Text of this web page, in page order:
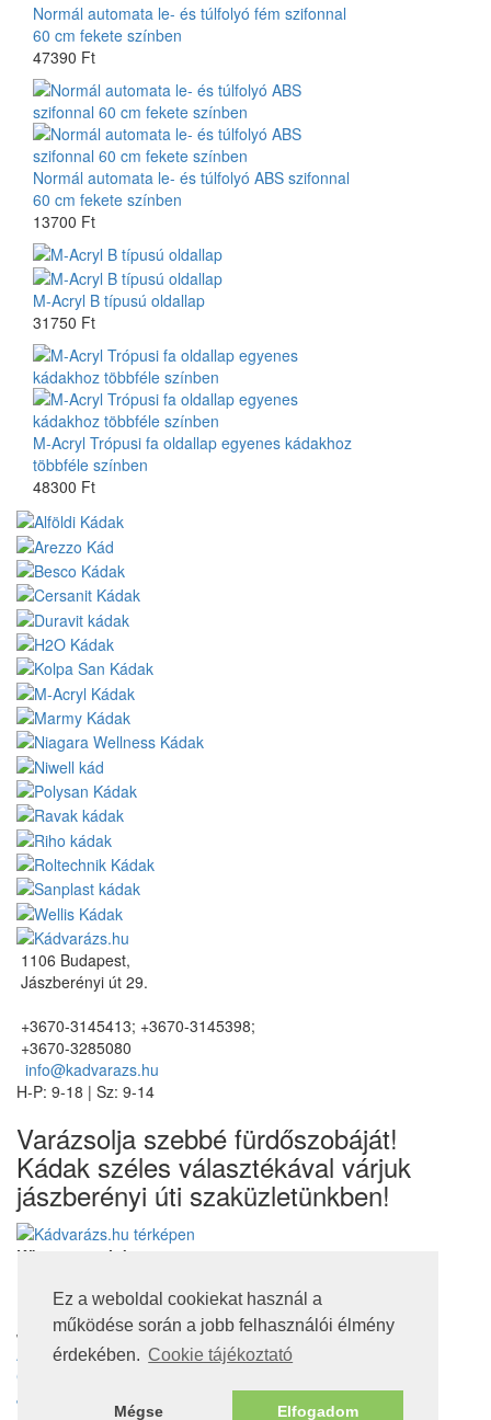
Ez a weboldal cookiekat használ a
működése során a jobb felhasználói élmény
érdekében. Cookie tájékoztató
Mégse Elfogadom
Normál automata le- és túlfolyó fém szifonnal
60 cm fekete színben
47390 Ft
Normál automata le- és túlfolyó ABS szifonnal
60 cm fekete színben
13700 Ft
M-Acryl B típusú oldallap
31750 Ft
M-Acryl Trópusi fa oldallap egyenes kádakhoz
többféle színben
48300 Ft
1106 Budapest,
Jászberényi út 29.
+3670-3145413; +3670-3145398;
+3670-3285080
info@kadvarazs.hu
H-P: 9-18 | Sz: 9-14
Varázsolja szebbé fürdőszobáját!
Kádak széles választékával várjuk
jászberényi úti szaküzletünkben!
Kövessen minket
Jogi nyilatkozatok
Adatvédelmi tájékoztató
Cookie tájékoztató
Jótállás, szavatosság